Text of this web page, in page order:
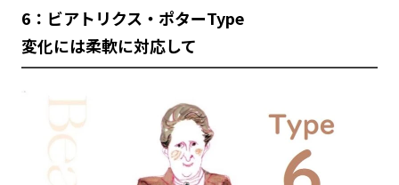
6：ビアトリクス・ポターType
変化には柔軟に対応して